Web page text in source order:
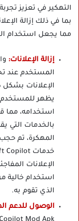
التهكير في تعزيز
بما في ذلك إزالة
مما يجعل استخدام
إزالة الإعلانات:
الإعلانات
يظهر للمستخدم
استخدامه، مما
بالخدمات التي
المهكرة، تم
الإعلانات
استخدام خالية
الذي تقوم به.
الوصول للدعم